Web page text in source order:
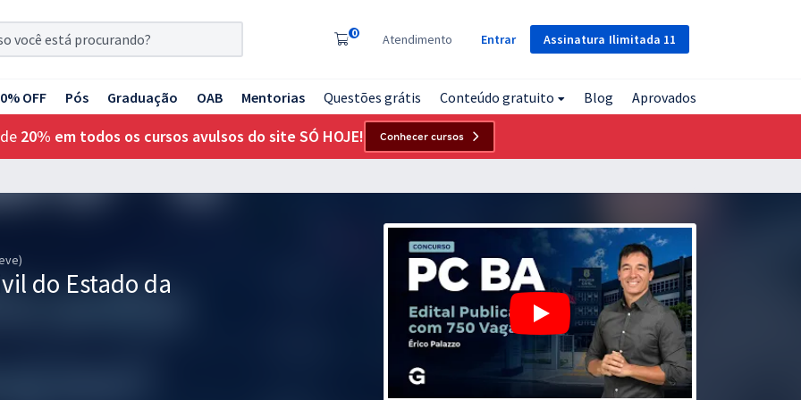
Assinatura Ilimitada 11
0 Atendimento Entrar
OFF Pós Graduação OAB Mentorias Questões grátis Conteúdo gratuito Blog Aprovados
20% em todos os cursos avulsos do site SÓ HOJE! Conhecer cursos
do Estado da